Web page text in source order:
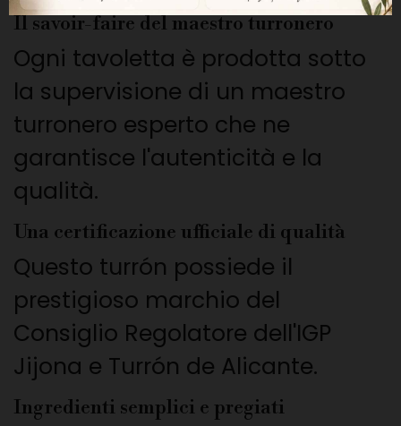
Il savoir-faire del maestro turronero
Ogni tavoletta è prodotta sotto
la supervisione di un maestro
turronero esperto che ne
garantisce l'autenticità e la
qualità.
Una certificazione ufficiale di qualità
Questo turrón possiede il
prestigioso marchio del
Consiglio Regolatore dell'IGP
Jijona e Turrón de Alicante.
Ingredienti semplici e pregiati